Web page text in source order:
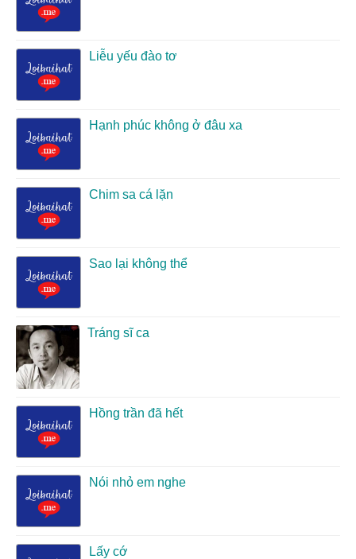
Liễu yếu đào tơ
Hạnh phúc không ở đâu xa
Chim sa cá lặn
Sao lại không thể
Tráng sĩ ca
Hồng trần đã hết
Nói nhỏ em nghe
Lấy cớ